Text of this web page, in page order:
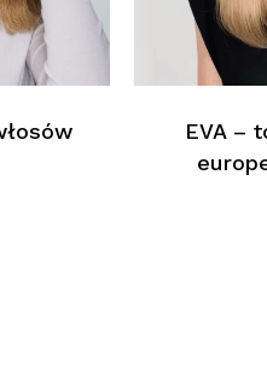
EVA –